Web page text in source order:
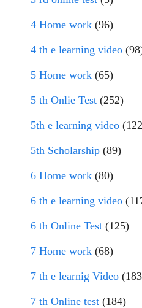
4 Home work (96)
4 th e learning video
5 Home work (65)
5 th Onlie Test (252)
5th e learning video
5th Scholarship (89)
6 Home work (80)
6 th e learning video
6 th Online Test (125)
7 Home work (68)
7 th e learnig Video
7 th Online test (184)